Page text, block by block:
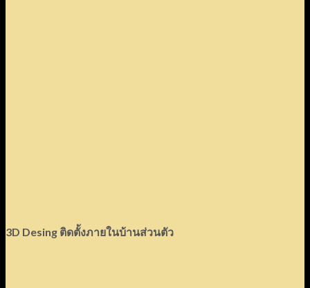
3D Desing ติดตั้งภายในบ้านส่วนตัว